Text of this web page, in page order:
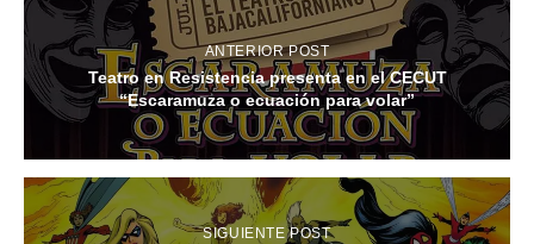
ANTERIOR POST
Teatro en Resistencia presenta en el CECUT
“Escaramuza o ecuación para volar”
SIGUIENTE POST